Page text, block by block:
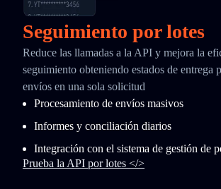
Seguimiento por lotes
Reduce las llamadas a la API y mejora la
seguimiento obteniendo estados de entrega
envíos en una sola solicitud
Procesamiento de envíos masivos
Informes y conciliación diarios
Integración con el sistema de gestión de
Prueba la API por lotes </>